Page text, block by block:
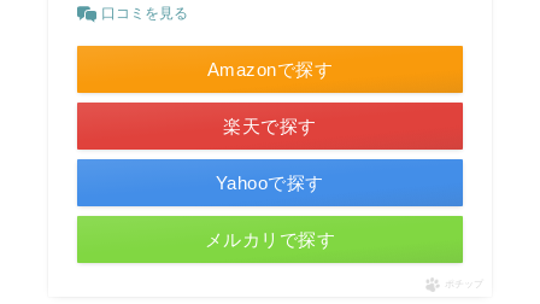
口コミを見る
Amazonで探す
楽天で探す
Yahooで探す
メルカリで探す
ポチップ